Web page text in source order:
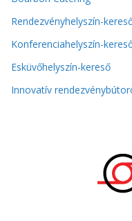
Rendezvényhelyszín-
Konferenciahelyszín-
Esküvőhelyszín-kereső
Innovatív